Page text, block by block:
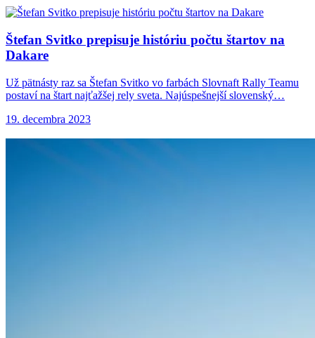
Štefan Svitko prepisuje históriu počtu štartov na
Dakare
Už pätnásty raz sa Štefan Svitko vo farbách Slovnaft Rally Teamu
postaví na štart najťažšej rely sveta. Najúspešnejší slovenský…
19. decembra 2023